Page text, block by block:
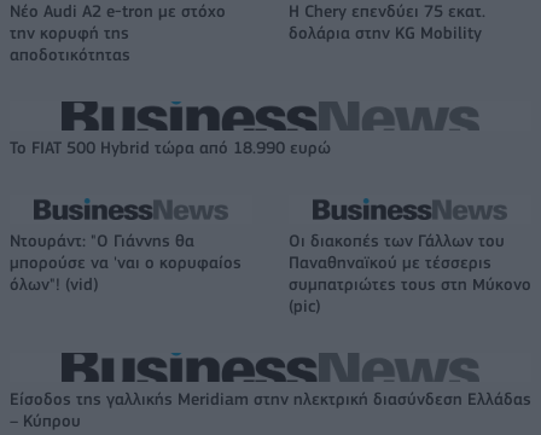
Νέο Audi A2 e-tron με στόχο
την κορυφή της
αποδοτικότητας
Η Chery επενδύει 75 εκατ.
δολάρια στην KG Mobility
Το FIAT 500 Hybrid τώρα από 18.990 ευρώ
Ντουράντ: "Ο Γιάννης θα
μπορούσε να 'ναι ο κορυφαίος
όλων"! (vid)
Οι διακοπές των Γάλλων του
Παναθηναϊκού με τέσσερις
συμπατριώτες τους στη Μύκονο
(pic)
Είσοδος της γαλλικής Meridiam στην ηλεκτρική διασύνδεση Ελλάδας
– Κύπρου